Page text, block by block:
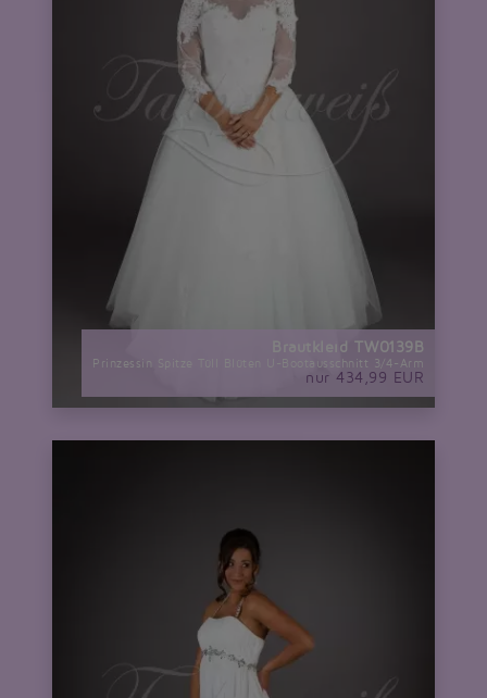
Brautkleid TW0139B
Prinzessin Spitze Tüll Blüten U-Bootausschnitt 3/4-Arm
nur 434,99 EUR